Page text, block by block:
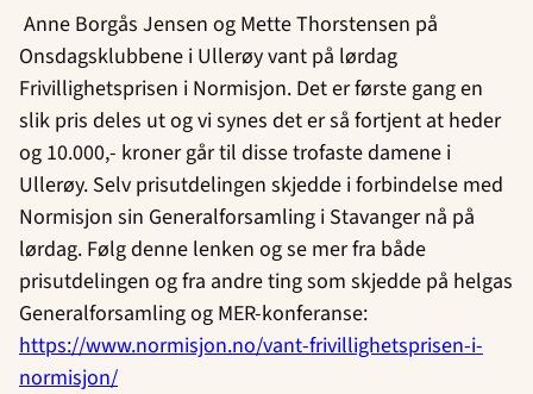
Anne Borgås Jensen og Mette Thorstensen på
Onsdagsklubbene i Ullerøy vant på lørdag
Frivillighetsprisen i Normisjon. Det er første gang en
slik pris deles ut og vi synes det er så fortjent at heder
og 10.000,- kroner går til disse trofaste damene i
Ullerøy. Selv prisutdelingen skjedde i forbindelse med
Normisjon sin Generalforsamling i Stavanger nå på
lørdag. Følg denne lenken og se mer fra både
prisutdelingen og fra andre ting som skjedde på helgas
Generalforsamling og MER-konferanse:
https://www.normisjon.no/vant-frivillighetsprisen-i-
normisjon/